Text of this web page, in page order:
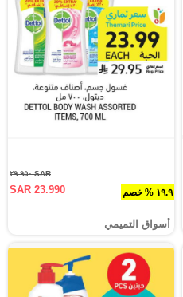
١٩.٩ % خصم
SAR ٢٩.٩٥٠
SAR 23.990
أسواق التميمي